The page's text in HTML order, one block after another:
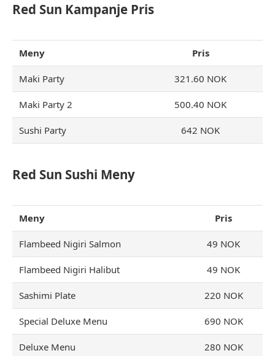
Red Sun Kampanje Pris
Meny Pris
Maki Party 321.60 NOK
Maki Party 2 500.40 NOK
Sushi Party 642 NOK
Red Sun Sushi Meny
Meny Pris
Flambeed Nigiri Salmon 49 NOK
Flambeed Nigiri Halibut 49 NOK
Sashimi Plate 220 NOK
Special Deluxe Menu 690 NOK
Deluxe Menu 280 NOK